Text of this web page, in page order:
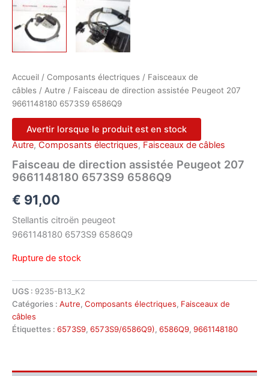
Accueil / Composants électriques / Faisceaux de
câbles / Autre / Faisceau de direction assistée Peugeot 207
9661148180 6573S9 6586Q9
Avertir lorsque le produit est en stock
Autre, Composants électriques, Faisceaux de câbles
Faisceau de direction assistée Peugeot 207
9661148180 6573S9 6586Q9
€ 91,00
Stellantis citroën peugeot
9661148180 6573S9 6586Q9
Rupture de stock
UGS : 9235-B13_K2
Catégories : Autre, Composants électriques, Faisceaux de
câbles
Étiquettes : 6573S9, 6573S9/6586Q9), 6586Q9, 9661148180